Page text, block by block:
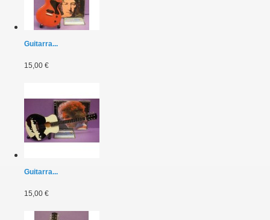
Guitarra...
15,00 €
Guitarra...
15,00 €